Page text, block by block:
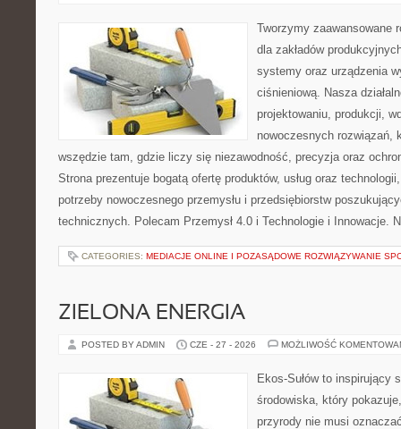
Tworzymy zaawansowane
dla zakładów
systemy oraz urządzenia
ciśnieniową. Nasza
projektowaniu, produkcji,
nowoczesnych rozwiązań,
wszędzie tam, gdzie liczy się niezawodność, precyzja oraz
Strona prezentuje bogatą ofertę produktów, usług oraz
potrzeby nowoczesnego przemysłu i przedsiębiorstw
technicznych. Polecam Przemysł 4.0 i Technologie i Innowacje.
CATEGORIES: MEDIACJE ONLINE I POZASĄDOWE ROZWIĄZYWANIE
ZIELONA ENERGIA
POSTED BY ADMIN CZE - 27 - 2026 MOŻLIWOŚĆ
Ekos-Sułów to inspirujący
środowiska, który
przyrody nie musi